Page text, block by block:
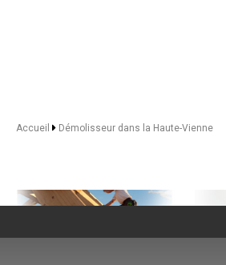
Accueil Démolisseur dans la Haute-Vienne